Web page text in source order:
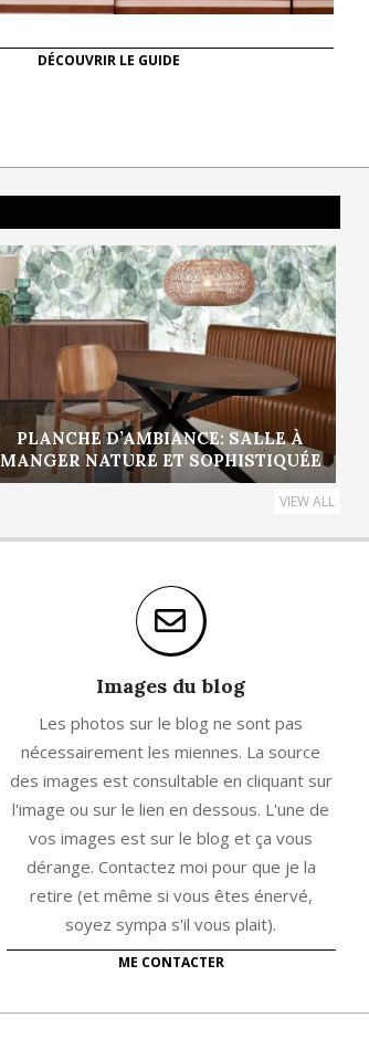
DÉCOUVRIR LE GUIDE
PLANCHE D’AMBIANCE: SALLE À
MANGER NATURE ET SOPHISTIQUÉE
VIEW ALL
Images du blog
Les photos sur le blog ne sont pas
nécessairement les miennes. La source
des images est consultable en cliquant sur
l'image ou sur le lien en dessous. L'une de
vos images est sur le blog et ça vous
dérange. Contactez moi pour que je la
retire (et même si vous êtes énervé,
soyez sympa s'il vous plait).
ME CONTACTER